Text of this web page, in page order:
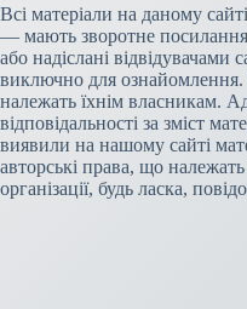
Всі матеріали на даному
— мають зворотне посилання
або надіслані відвідувачами
виключно для ознайомлення.
належать їхнім власникам.
відповідальності за зміст
виявили на нашому сайті
авторські права, що
організації, будь ласка,